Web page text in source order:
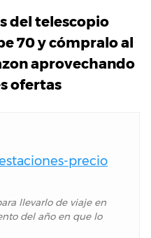
del telescopio
70 y cómpralo al
aprovechando
ofertas
precio
llevarlo de viaje en
del año en que lo